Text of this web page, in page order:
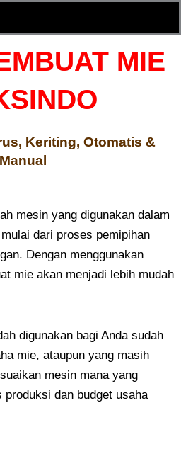
MIE
Keriting, Otomatis &
Manual
mesin yang digunakan dalam
dari proses pemipihan
Dengan menggunakan
mie akan menjadi lebih mudah
digunakan bagi Anda sudah
mie, ataupun yang masih
mesin mana yang
dan budget usaha